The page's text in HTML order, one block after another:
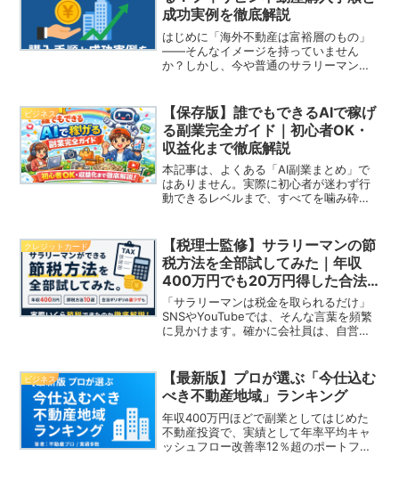
成功実例を徹底解説
はじめに「海外不動産は富裕層のもの」
——そんなイメージを持っていません
か？しかし、今や普通のサラリーマンこ
でも圧倒的な経済成長率を誇り、英語が
公用語で治安も徐々に改善。...
ビジネス
【保存版】誰でもできるAIで稼げ
る副業完全ガイド｜初心者OK・
収益化まで徹底解説
本記事は、よくある「AI副業まとめ」で
はありません。実際に初心者が迷わず行
動できるレベルまで、すべてを噛み砕い
人はどこで詰まるのかこれらを一切省略
せず書いていきます。...
クレジットカード
【税理士監修】サラリーマンの節
税方法を全部試してみた｜年収
400万円でも20万円得した合法
節税術10選と裏ワザ完全公開
「サラリーマンは税金を取られるだけ」
SNSやYouTubeでは、そんな言葉を頻繁
に見かけます。確かに会社員は、自営業
です。しかし実際には、 制度を正しく理
解している人...
ビジネス
【最新版】プロが選ぶ「今仕込む
べき不動産地域」ランキング
年収400万円ほどで副業としてはじめた
不動産投資で、実績として年率平均キャ
ッシュフロー改善率12％超のポートフォ